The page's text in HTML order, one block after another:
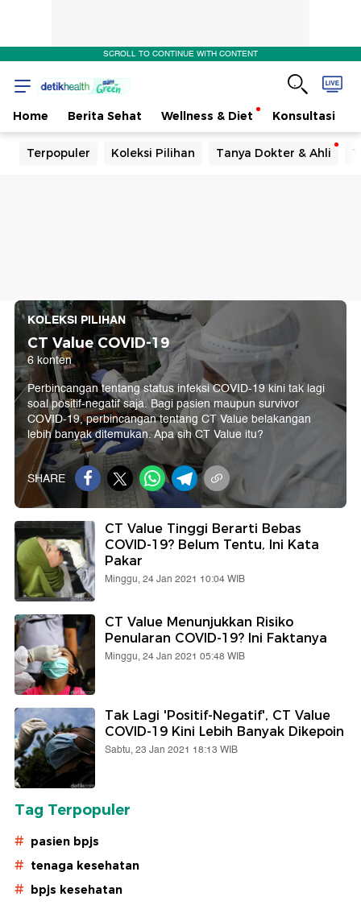
SCROLL TO CONTINUE WITH CONTENT
Home Berita Sehat Wellness & Diet Konsultasi
Terpopuler Koleksi Pilihan Tanya Dokter & Ahli
KOLEKSI PILIHAN
CT Value COVID-19
6 konten
Perbincangan tentang status infeksi COVID-19 kini tak lagi
soal positif-negatif saja. Bagi pasien maupun survivor
COVID-19, perbincangan tentang CT Value belakangan
lebih banyak ditemukan. Apa sih CT Value itu?
SHARE
CT Value Tinggi Berarti Bebas
COVID-19? Belum Tentu, Ini Kata
Pakar
Minggu, 24 Jan 2021 10:04 WIB
CT Value Menunjukkan Risiko
Penularan COVID-19? Ini Faktanya
Minggu, 24 Jan 2021 05:48 WIB
Tak Lagi 'Positif-Negatif', CT Value
COVID-19 Kini Lebih Banyak Dikepoin
Sabtu, 23 Jan 2021 18:13 WIB
Tag Terpopuler
# pasien bpjs
# tenaga kesehatan
# bpjs kesehatan